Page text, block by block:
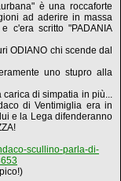
è una roccaforte
ad aderire in massa
c'era scritto "PADANIA
ODIANO chi scende dal
uno stupro alla
di simpatia in più...
di Ventimiglia era in
e la Lega difenderanno
scullino-parla-di-